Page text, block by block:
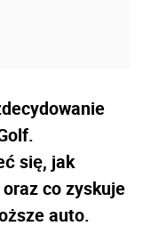
się, jak
co zyskuje
auto.